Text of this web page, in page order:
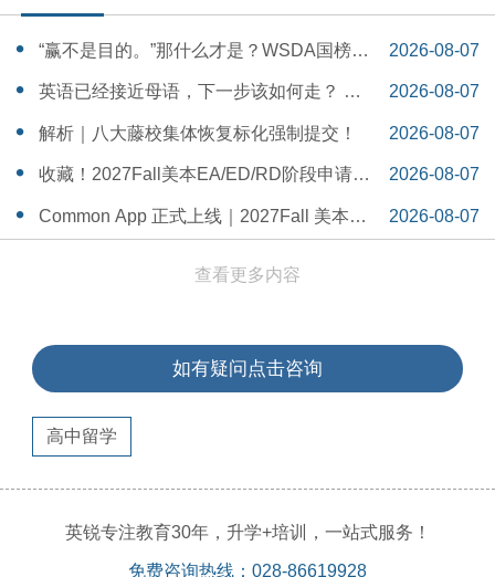
“赢不是目的。”那什么才是？WSDA国榜第
一Serena给出她的回答
2026-08-07
14:55:58
英语已经接近母语，下一步该如何走？ 一
个WSDA冠军少年的成长答案
2026-08-07
14:42:48
解析｜八大藤校集体恢复标化强制提交！
2026-08-07
14:26:40
收藏！2027Fall美本EA/ED/RD阶段申请截
止日期汇总！
2026-08-07
14:20:11
Common App 正式上线｜2027Fall 美本申
2026-08-07
查看更多内容
如有疑问点击咨询
高中留学
英锐专注教育30年，升学+培训，一站式服务！
免费咨询热线：028-86619928